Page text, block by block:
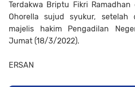
Terdakwa Briptu Fikri
Ohorella sujud syukur, setelah
majelis hakim Pengadilan
Jumat (18/3/2022).
ERSAN